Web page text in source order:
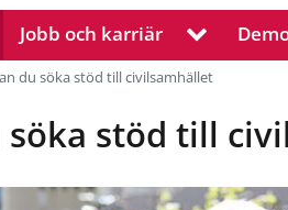
Jobb och karriär
V
s
u
n
e
du söka stöd till civilsamhället
söka stöd till